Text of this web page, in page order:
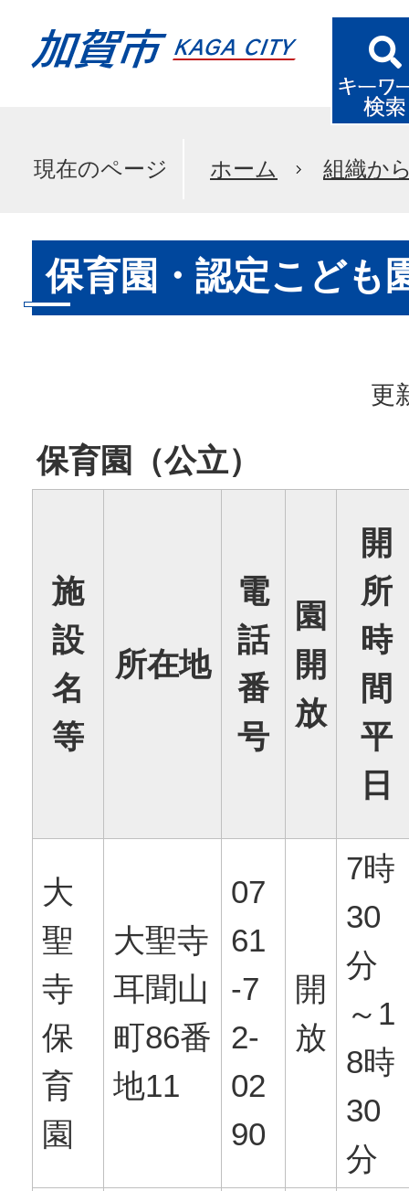
現在のページ ホーム 組織か
保育園・認定こども
更
保育園（公立）
施
設
名
等
所在地
電
話
番
号
園
開
放
開
所
時
間
平
日
大
聖
寺
保
育
園
大聖寺
耳聞山
町86番
地11
07
61
-7
2-
02
90
開
放
7時
30
分
～1
8時
30
分